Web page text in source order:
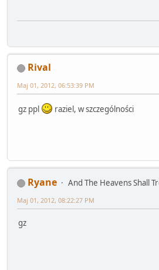
Rival
Maj 01, 2012, 06:53:39 PM
gz ppl raziel, w szczególności
Ryane And The Heavens Shall
Maj 01, 2012, 08:22:27 PM
gz